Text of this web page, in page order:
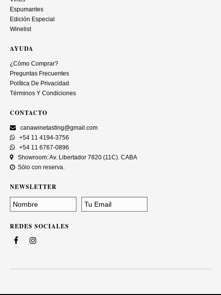
Espumantes
Edición Especial
Winelist
AYUDA
¿Cómo Comprar?
Preguntas Frecuentes
Política De Privacidad
Términos Y Condiciones
CONTACTO
canawinetasting@gmail.com
+54 11 4194-3756
+54 11 6767-0896
Showroom: Av. Libertador 7820 (11C). CABA
Sólo con reserva.
NEWSLETTER
REDES SOCIALES